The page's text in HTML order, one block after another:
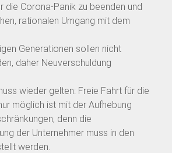
die Corona-Panik zu beenden und
rationalen Umgang mit dem
Generationen sollen nicht
daher Neuverschuldung
wieder gelten: Freie Fahrt für die
möglich ist mit der Aufhebung
denn die
der Unternehmer muss in den
werden.